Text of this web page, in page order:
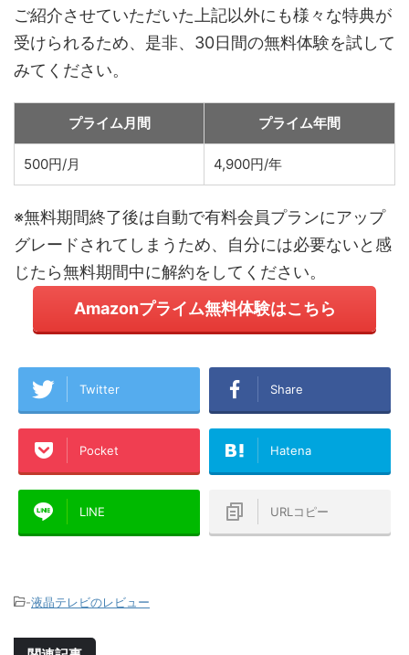
ご紹介させていただいた上記以外にも様々な特典が
受けられるため、是非、30日間の無料体験を試して
みてください。
プライム月間 プライム年間
500円/月 4,900円/年
※無料期間終了後は自動で有料会員プランにアップ
グレードされてしまうため、自分には必要ないと感
じたら無料期間中に解約をしてください。
Amazonプライム無料体験はこちら
Twitter Share
Pocket Hatena
LINE URLコピー
-液晶テレビのレビュー